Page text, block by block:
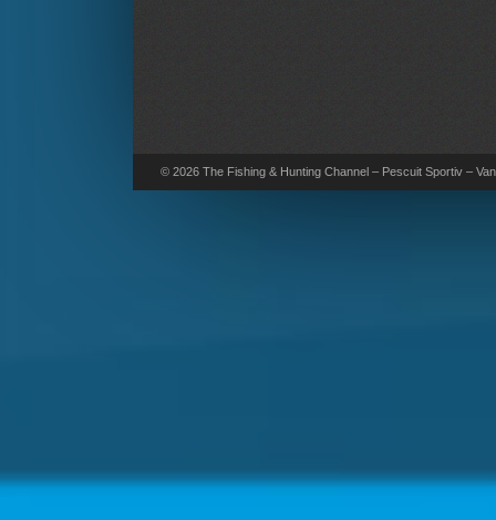
© 2026 The Fishing & Hunting Channel – Pescuit Sportiv –